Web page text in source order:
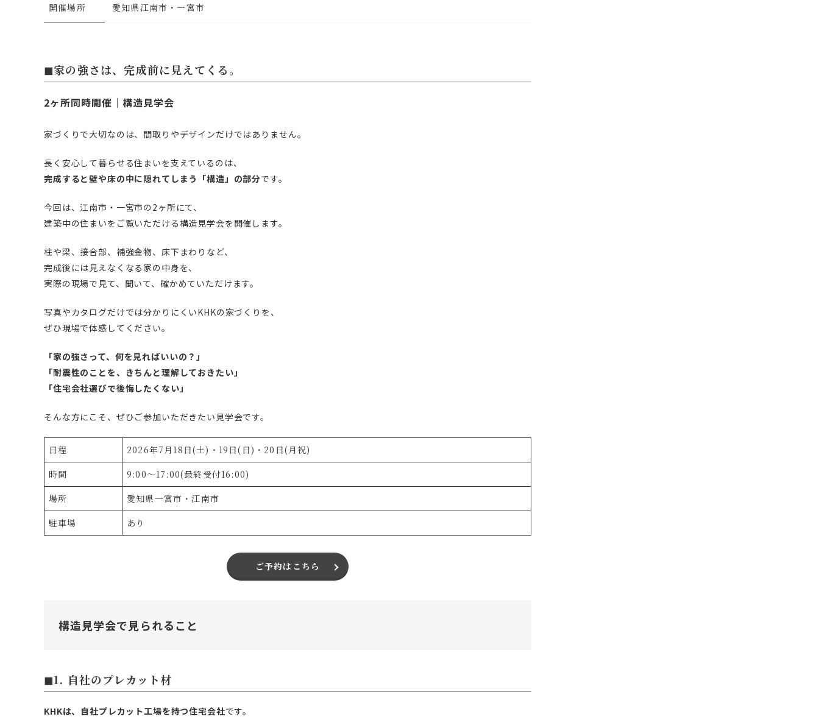
開催場所 愛知県江南市・一宮市
◼︎家の強さは、完成前に見えてくる。
2ヶ所同時開催｜構造見学会
家づくりで大切なのは、間取りやデザインだけではありません。
長く安心して暮らせる住まいを支えているのは、
完成すると壁や床の中に隠れてしまう「構造」の部分です。
今回は、江南市・一宮市の2ヶ所にて、
建築中の住まいをご覧いただける構造見学会を開催します。
柱や梁、接合部、補強金物、床下まわりなど、
完成後には見えなくなる家の中身を、
実際の現場で見て、聞いて、確かめていただけます。
写真やカタログだけでは分かりにくいKHKの家づくりを、
ぜひ現場で体感してください。
「家の強さって、何を見ればいいの？」
「耐震性のことを、きちんと理解しておきたい」
「住宅会社選びで後悔したくない」
そんな方にこそ、ぜひご参加いただきたい見学会です。
日程
2026年7月18日(土)・19日(日)・20日(月祝)
時間
9:00〜17:00(最終受付16:00)
場所
愛知県一宮市・江南市
駐車場
あり
ご予約はこちら
構造見学会で見られること
◼︎1. 自社のプレカット材
KHKは、自社プレカット工場を持つ住宅会社です。